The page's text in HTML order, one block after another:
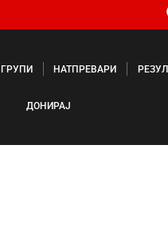
ГРУПИ НАТПРЕВАРИ
ДОНИРАЈ